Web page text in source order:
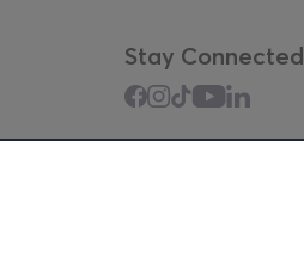
Stay Connected